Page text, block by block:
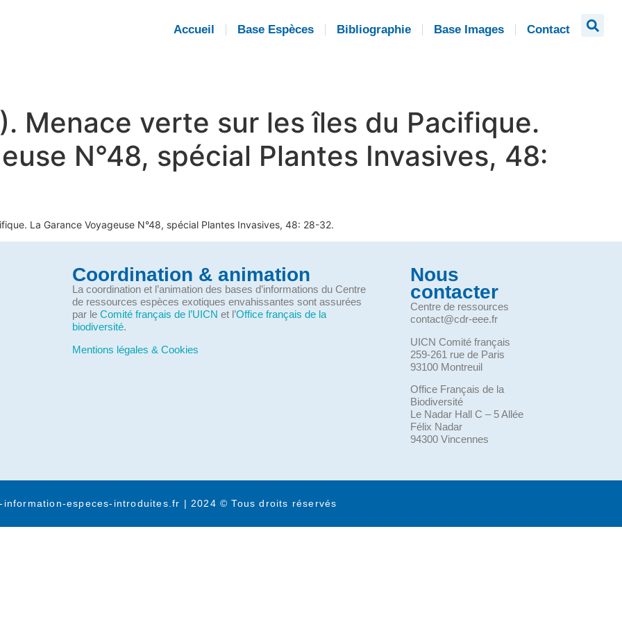
Accueil Base Espèces Bibliographie Base Images Contact
Menace verte sur les îles du Pacifique.
N°48, spécial Plantes Invasives, 48:
La Garance Voyageuse N°48, spécial Plantes Invasives, 48: 28-32.
Coordination & animation
La coordination et l’animation des bases d’informations du Centre
de ressources espèces exotiques envahissantes sont assurées
par le Comité français de l’UICN et l’Office français de la
biodiversité.
Mentions légales & Cookies
Nous
contacter
Centre de ressources
contact@cdr-eee.fr
UICN Comité français
259-261 rue de Paris
93100 Montreuil
Office Français de la
Biodiversité
Le Nadar Hall C – 5 Allée
Félix Nadar
94300 Vincennes
information-especes-introduites.fr | 2024 © Tous droits réservés